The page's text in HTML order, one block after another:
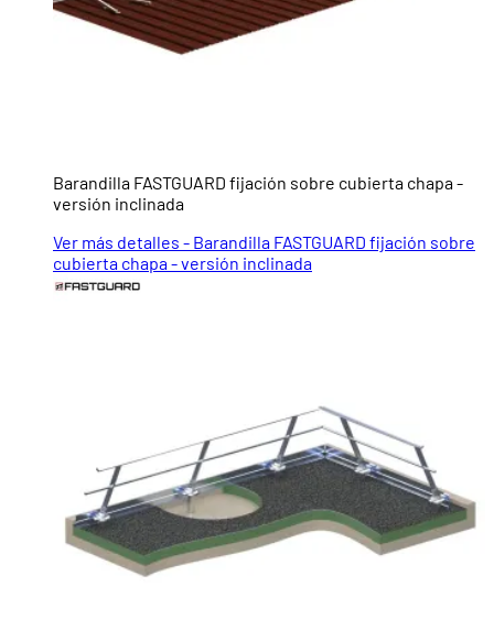
Barandilla FASTGUARD fijación sobre cubierta chapa -
versión inclinada
Ver más detalles - Barandilla FASTGUARD fijación sobre
cubierta chapa - versión inclinada